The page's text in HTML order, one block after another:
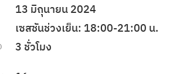
13 มิถุนายน 2024
เซสชันช่วงเย็น: 18:00-21:00 น.
3 ชั่วโมง